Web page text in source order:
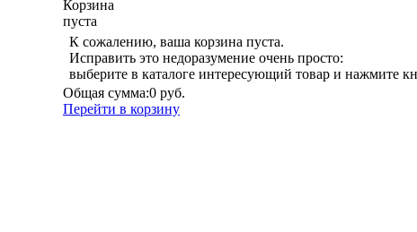
Корзина
пуста
К сожалению, ваша корзина пуста.
Исправить это недоразумение очень просто:
выберите в каталоге интересующий товар и нажмите
Общая сумма:0 руб.
Перейти в корзину